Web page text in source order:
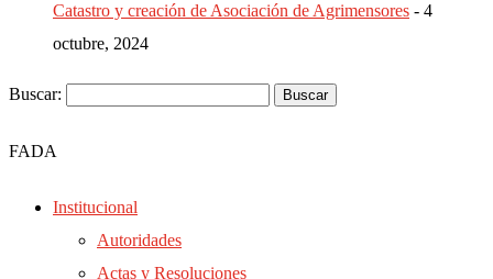
Catastro y creación de Asociación de Agrimensores
4
octubre, 2024
Buscar:
FADA
Institucional
Autoridades
Actas y Resoluciones